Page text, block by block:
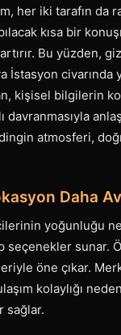
her iki tarafın
kısa bir
Bu yüzden,
civarında
kişisel bilgilerin
atmosferi,
Daha
yoğunluğu
sunar.
öne çıkar.
kolaylığı
sağlar.